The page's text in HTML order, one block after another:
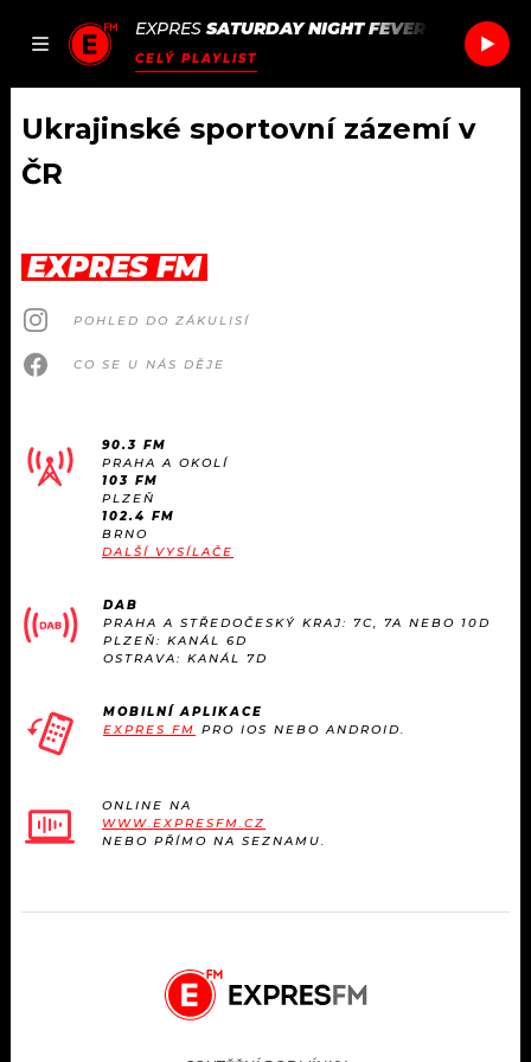
JAK
SEZNAM.CZ
EXPRES SATURDAY NIGHT FEVER
CELÝ PLAYLIST
ČLÁNKY
AKTUÁLNĚ
HUDBA
#NEBUDUDOMA
KALENDÁŘ
TRENDY
MIX
PODCASTY
JAK NALADIT
RÁDIO
APLIKACE
PROGRAM
PLAYLIST
JAK NALADIT
SOUTĚŽE
Ukrajinské sportovní zázemí v
ČR
EXPRES FM
POHLED DO ZÁKULISÍ
CO SE U NÁS DĚJE
90.3 FM
PRAHA A OKOLÍ
103 FM
PLZEŇ
102.4 FM
BRNO
DALŠÍ VYSÍLAČE
DAB
PRAHA A STŘEDOČESKÝ KRAJ: 7C, 7A NEBO 10D
PLZEŇ: KANÁL 6D
OSTRAVA: KANÁL 7D
MOBILNÍ APLIKACE
EXPRES FM PRO IOS NEBO ANDROID.
ONLINE NA
WWW.EXPRESFM.CZ
NEBO PŘÍMO NA SEZNAMU.